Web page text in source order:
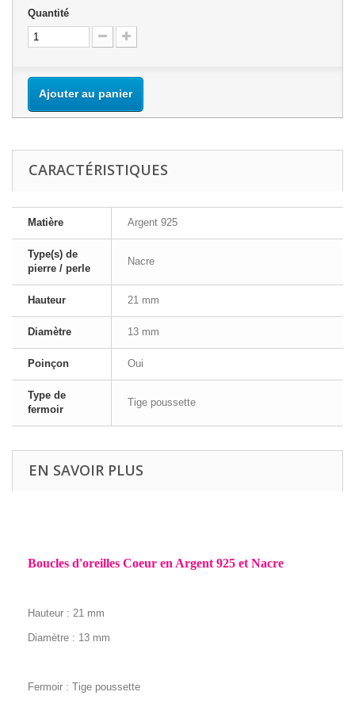
Quantité
Ajouter au panier
CARACTÉRISTIQUES
Matière Argent 925
Type(s) de
pierre / perle
Nacre
Hauteur 21 mm
Diamètre 13 mm
Poinçon Oui
Type de
fermoir
Tige poussette
EN SAVOIR PLUS
Boucles d'oreilles Coeur en Argent 925 et Nacre
Hauteur : 21 mm
Diamètre : 13 mm
Fermoir : Tige poussette